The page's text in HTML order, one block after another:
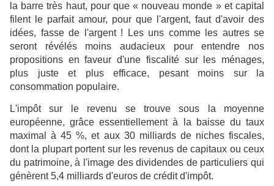
la barre très haut, pour que « nouveau monde » et capital
filent le parfait amour, pour que l'argent, faut d'avoir des
idées, fasse de l'argent ! Les uns comme les autres se
seront révélés moins audacieux pour entendre nos
propositions en faveur d'une fiscalité sur les ménages,
plus juste et plus efficace, pesant moins sur la
consommation populaire.
L'impôt sur le revenu se trouve sous la moyenne
européenne, grâce essentiellement à la baisse du taux
maximal à 45 %, et aux 30 milliards de niches fiscales,
dont la plupart portent sur les revenus de capitaux ou ceux
du patrimoine, à l'image des dividendes de particuliers qui
génèrent 5,4 milliards d'euros de crédit d'impôt.